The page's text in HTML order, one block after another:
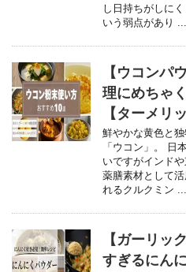
し日持ちがしに
いう弱点があり ...
【ウコンパ
理にめちゃ
【ターメリ
鮮やかな黄色と
「ウコン」。 日
いですがインド
薬膳素材として
れるクルクミン ...
【ガーリッ
すぎるにん